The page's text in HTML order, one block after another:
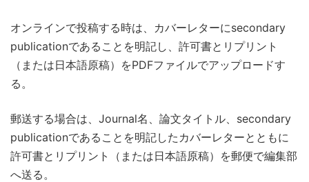
オンラインで投稿する時は、カバーレターにsecondary
publicationであることを明記し、許可書とリプリント
（または日本語原稿）をPDFファイルでアップロードす
る。
郵送する場合は、Journal名、論文タイトル、secondary
publicationであることを明記したカバーレターとともに
許可書とリプリント（または日本語原稿）を郵便で編集部
へ送る。